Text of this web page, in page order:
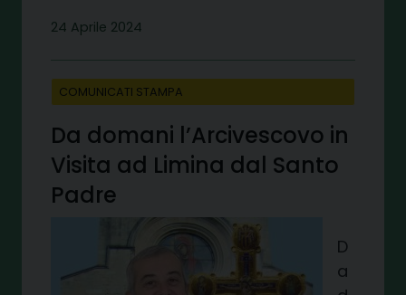
24 Aprile 2024
COMUNICATI STAMPA
Da domani l’Arcivescovo in
Visita ad Limina dal Santo
Padre
D
a